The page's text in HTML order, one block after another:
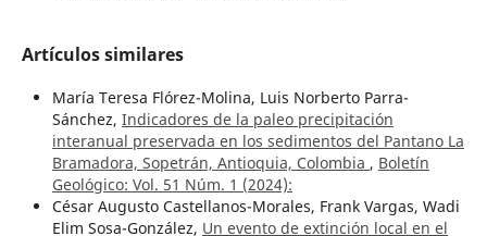
Artículos similares
María Teresa Flórez-Molina, Luis Norberto Parra-
Sánchez, Indicadores de la paleo precipitación
interanual preservada en los sedimentos del Pantano La
Bramadora, Sopetrán, Antioquia, Colombia , Boletín
Geológico: Vol. 51 Núm. 1 (2024):
César Augusto Castellanos-Morales, Frank Vargas, Wadi
Elim Sosa-González, Un evento de extinción local en el